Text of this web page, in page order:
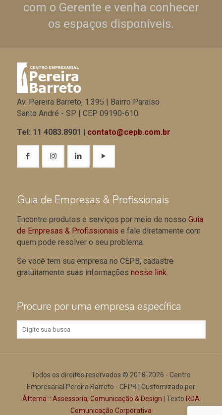
com o Gerente e venha conhecer
os espaços disponíveis.
Av. Pereira Barreto, 1.395 | Bairro Paraíso
Santo André - SP | CEP 09190-610
Tel: 11 4083.8901 | contato@cepb.com.br
Guia de Empresas & Profissionais
Encontre produtos e serviços por meio de nosso Guia
de Empresas & Profissionais e fale diretamente com
quem pode resolver o seu problema.
Se você tem sua empresa no CEPB, cadastre
gratuitamente suas informações nesse link.
Procure por uma empresa específica
Todos os direitos reservados © 2018-2026 - Centro
Empresarial Pereira Barreto - CEPB | Customizado por
Áttema :: Assessoria, Comunicação & Design | Texto RDA
Comunicação Corporativa